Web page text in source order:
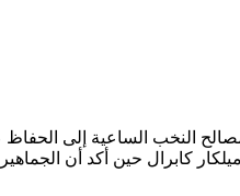
النخب الساعية إلى الحفاظ
كابرال حين أكد أن الجماهير